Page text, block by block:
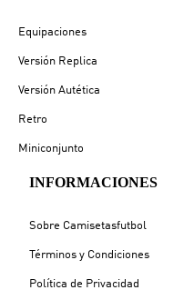
Equipaciones
Versión Replica
Versión Autética
Retro
Miniconjunto
INFORMACIONES
Sobre Camisetasfutbol
Términos y Condiciones
Política de Privacidad